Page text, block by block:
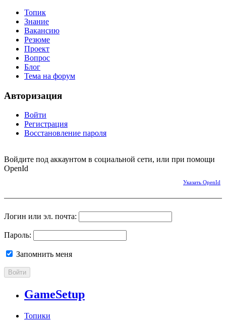
Топик
Знание
Вакансию
Резюме
Проект
Вопрос
Блог
Тема на форум
Авторизация
Войти
Регистрация
Восстановление пароля
Войдите под аккаунтом в социальной сети, или при помощи
OpenId
Указать OpenId
Логин или эл. почта:
Пароль:
Запомнить меня
Войти
GameSetup
Топики